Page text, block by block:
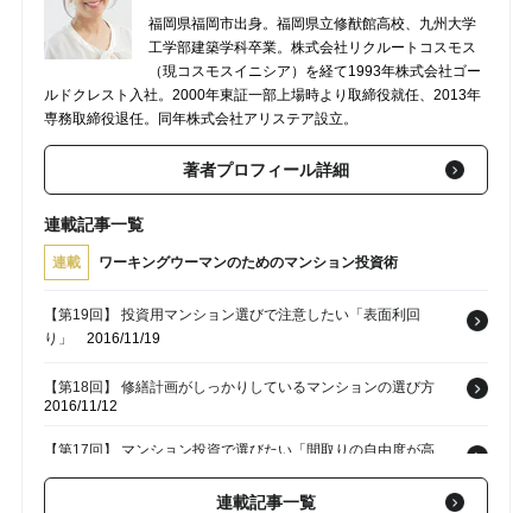
福岡県福岡市出身。福岡県立修猷館高校、九州大学
工学部建築学科卒業。株式会社リクルートコスモス
（現コスモスイニシア）を経て1993年株式会社ゴー
ルドクレスト入社。2000年東証一部上場時より取締役就任、2013年
専務取締役退任。同年株式会社アリステア設立。
著者プロフィール詳細
連載記事一覧
連載 ワーキングウーマンのためのマンション投資術
【第19回】 投資用マンション選びで注意したい「表面利回
り」
2016/11/19
【第18回】 修繕計画がしっかりしているマンションの選び方
2016/11/12
【第17回】 マンション投資で選びたい「間取りの自由度が高
い」物件2016/11/05
連載記事一覧